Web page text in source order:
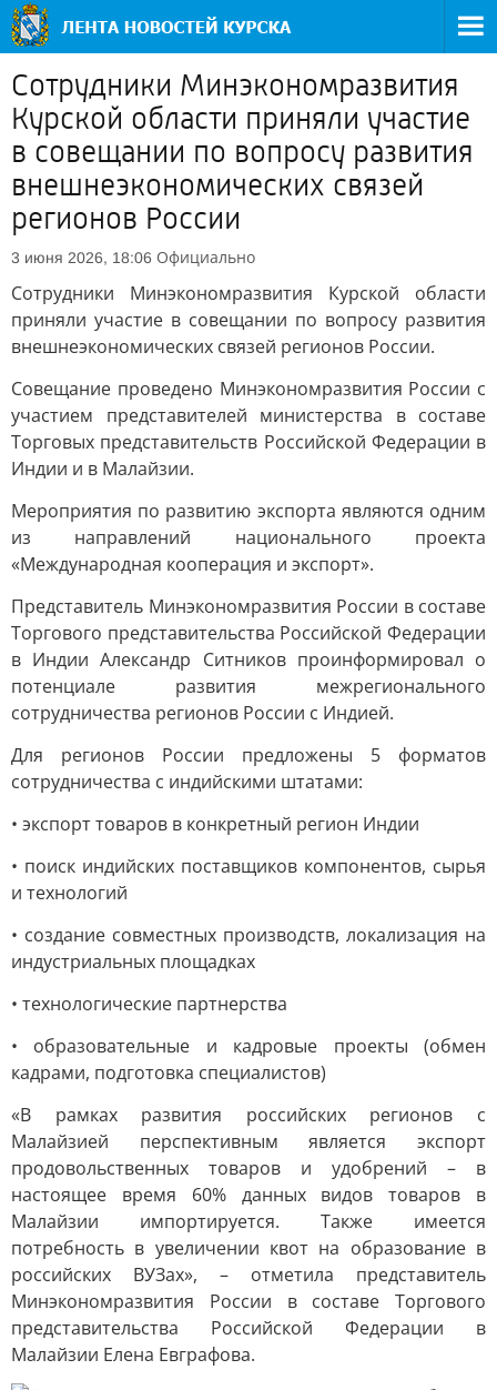
Сотрудники Минэкономразвития
Курской области приняли участие
в совещании по вопросу развития
внешнеэкономических связей
регионов России
3 июня 2026, 18:06 Официально
Сотрудники Минэкономразвития Курской области
приняли участие в совещании по вопросу развития
внешнеэкономических связей регионов России.
Совещание проведено Минэкономразвития России с
участием представителей министерства в составе
Торговых представительств Российской Федерации в
Индии и в Малайзии.
Мероприятия по развитию экспорта являются одним
из направлений национального проекта
«Международная кооперация и экспорт».
Представитель Минэкономразвития России в составе
Торгового представительства Российской Федерации
в Индии Александр Ситников проинформировал о
потенциале развития межрегионального
сотрудничества регионов России с Индией.
Для регионов России предложены 5 форматов
сотрудничества с индийскими штатами:
• экспорт товаров в конкретный регион Индии
• поиск индийских поставщиков компонентов, сырья
и технологий
• создание совместных производств, локализация на
индустриальных площадках
• технологические партнерства
• образовательные и кадровые проекты (обмен
кадрами, подготовка специалистов)
«В рамках развития российских регионов с
Малайзией перспективным является экспорт
продовольственных товаров и удобрений – в
настоящее время 60% данных видов товаров в
Малайзии импортируется. Также имеется
потребность в увеличении квот на образование в
российских ВУЗах», – отметила представитель
Минэкономразвития России в составе Торгового
представительства Российской Федерации в
Малайзии Елена Евграфова.